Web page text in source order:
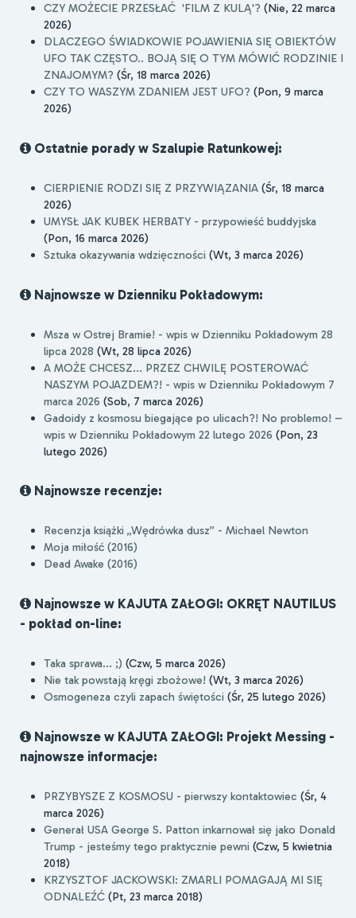
CZY MOŻECIE PRZESŁAĆ 'FILM Z KULĄ'? (Nie, 22 marca
2026)
DLACZEGO ŚWIADKOWIE POJAWIENIA SIĘ OBIEKTÓW
UFO TAK CZĘSTO.. BOJĄ SIĘ O TYM MÓWIĆ RODZINIE I
ZNAJOMYM? (Śr, 18 marca 2026)
CZY TO WASZYM ZDANIEM JEST UFO? (Pon, 9 marca
2026)
Ostatnie porady w Szalupie Ratunkowej:
CIERPIENIE RODZI SIĘ Z PRZYWIĄZANIA (Śr, 18 marca
2026)
UMYSŁ JAK KUBEK HERBATY - przypowieść buddyjska
(Pon, 16 marca 2026)
Sztuka okazywania wdzięczności (Wt, 3 marca 2026)
Najnowsze w Dzienniku Pokładowym:
Msza w Ostrej Bramie! - wpis w Dzienniku Pokładowym 28
lipca 2028 (Wt, 28 lipca 2026)
A MOŻE CHCESZ... PRZEZ CHWILĘ POSTEROWAĆ
NASZYM POJAZDEM?! - wpis w Dzienniku Pokładowym 7
marca 2026 (Sob, 7 marca 2026)
Gadoidy z kosmosu biegające po ulicach?! No problemo! –
wpis w Dzienniku Pokładowym 22 lutego 2026 (Pon, 23
lutego 2026)
Najnowsze recenzje:
Recenzja książki „Wędrówka dusz” - Michael Newton
Moja miłość (2016)
Dead Awake (2016)
Najnowsze w KAJUTA ZAŁOGI: OKRĘT NAUTILUS
- pokład on-line:
Taka sprawa... ;) (Czw, 5 marca 2026)
Nie tak powstają kręgi zbożowe! (Wt, 3 marca 2026)
Osmogeneza czyli zapach świętości (Śr, 25 lutego 2026)
Najnowsze w KAJUTA ZAŁOGI: Projekt Messing -
najnowsze informacje:
PRZYBYSZE Z KOSMOSU - pierwszy kontaktowiec (Śr, 4
marca 2026)
Generał USA George S. Patton inkarnował się jako Donald
Trump - jesteśmy tego praktycznie pewni (Czw, 5 kwietnia
2018)
KRZYSZTOF JACKOWSKI: ZMARLI POMAGAJĄ MI SIĘ
ODNALEŹĆ (Pt, 23 marca 2018)